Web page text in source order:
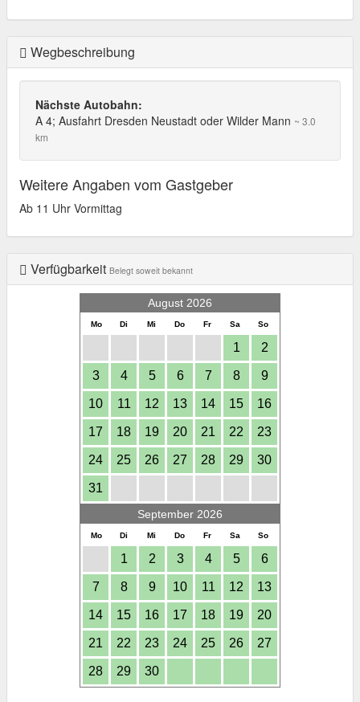
Wegbeschreibung
Nächste Autobahn:
A 4; Ausfahrt Dresden Neustadt oder Wilder Mann ~ 3.0
km
Weitere Angaben vom Gastgeber
Ab 11 Uhr Vormittag
Verfügbarkeit Belegt soweit bekannt
August 2026
Mo Di Mi Do Fr Sa So
1 2
3 4 5 6 7 8 9
10 11 12 13 14 15 16
17 18 19 20 21 22 23
24 25 26 27 28 29 30
31
September 2026
Mo Di Mi Do Fr Sa So
1 2 3 4 5 6
7 8 9 10 11 12 13
14 15 16 17 18 19 20
21 22 23 24 25 26 27
28 29 30